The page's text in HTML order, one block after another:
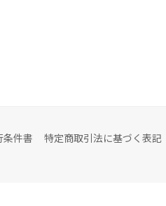
条件書 特定商取引法に基づく表記